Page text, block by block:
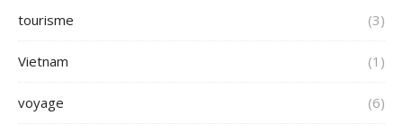
tourisme (3)
Vietnam (1)
voyage (6)